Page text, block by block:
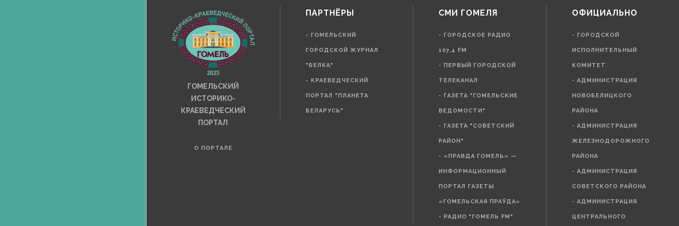
ГОМЕЛЬСКИЙ
ИСТОРИКО-
КРАЕВЕДЧЕСКИЙ
ПОРТАЛ
О ПОРТАЛЕ
ПАРТНЁРЫ
- ГОМЕЛЬСКИЙ
ГОРОДСКОЙ ЖУРНАЛ
"БЕЛКА"
- КРАЕВЕДЧЕСКИЙ
ПОРТАЛ "ПЛАНЕТА
БЕЛАРУСЬ"
СМИ ГОМЕЛЯ
- ГОРОДСКОЕ РАДИО
107,4 FM
- ПЕРВЫЙ ГОРОДСКОЙ
ТЕЛЕКАНАЛ
- ГАЗЕТА "ГОМЕЛЬСКИЕ
ВЕДОМОСТИ"
- ГАЗЕТА "СОВЕТСКИЙ
РАЙОН"
- «ПРАВДА ГОМЕЛЬ» —
ИНФОРМАЦИОННЫЙ
ПОРТАЛ ГАЗЕТЫ
«ГОМЕЛЬСКАЯ ПРАЎДА»
- РАДИО "ГОМЕЛЬ FM"
ОФИЦИАЛЬНО
- ГОРОДСКОЙ
ИСПОЛНИТЕЛЬНЫЙ
КОМИТЕТ
- АДМИНИСТРАЦИЯ
НОВОБЕЛИЦКОГО
РАЙОНА
- АДМИНИСТРАЦИЯ
ЖЕЛЕЗНОДОРОЖНОГО
РАЙОНА
- АДМИНИСТРАЦИЯ
СОВЕТСКОГО РАЙОНА
- АДМИНИСТРАЦИЯ
ЦЕНТРАЛЬНОГО